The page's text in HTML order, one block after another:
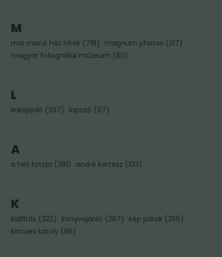
M
mai manó ház hírek (718) magnum photos (217)
magyar fotográfiai múzeum (80)
L
linkajánló (397) lapozó (97)
A
a hét fotója (381) andré kertész (103)
K
kiállítás (322) könyvajánló (267) kép párok (256)
kincses károly (96)